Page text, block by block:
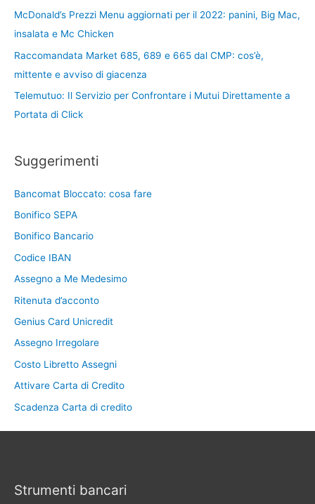
McDonald’s Prezzi Menu aggiornati per il 2022: panini, Big Mac,
insalata e Mc Chicken
Raccomandata Market 685, 689 e 665 dal CMP: cos’è,
mittente e avviso di giacenza
Telemutuo: Il Servizio per Confrontare i Mutui Direttamente a
Portata di Click
Suggerimenti
Bancomat Bloccato: cosa fare
Bonifico SEPA
Bonifico Bancario
Codice IBAN
Assegno a Me Medesimo
Ritenuta d’acconto
Genius Card Unicredit
Assegno Irregolare
Costo Libretto Assegni
Attivare Carta di Credito
Scadenza Carta di credito
Strumenti bancari